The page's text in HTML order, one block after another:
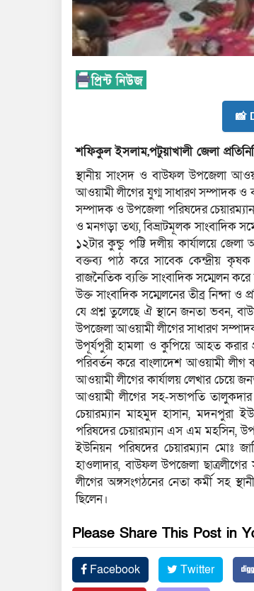
📸
শফিকুল ইসলাম,পটুয়াখালী জেলা
স্থানীয় সাংসদ ও বাউফল উপজেলা
আওয়ামী লীগের যুগ্ম সাধারণ সম্পাদক
সম্পাদক ও উপজেলা পরিষদের
ও মনগড়া তথ্য, বিভ্রাটমূলক সাংবাদিক
১২টার কুন্ডু পট্টি দলীয় কার্যালয়ে
বক্তব্য পাঠ করে সাবেক কেন্দ্রীয়
রাজনৈতিক ব্যক্তি সাংবাদিক সম্মেলন
উক্ত সাংবাদিক সম্মেলনের তীব্র নিন্দা
যে প্রশ্ন তুলেছে ঐ স্থানে জনতা ভবন,
উপজেলা আওয়ামী লীগের সাধারণ
উপূর্যপুরী হামলা ও কুপিয়ে আহত করার
পরিবর্তন করে বাংলাদেশ আওয়ামী লীগ
আওয়ামী লীগের কার্যালয় লেখার চেয়ে
আওয়ামী লীগের সহ-সভাপতি তালুকদার
চেয়ারম্যান মাহমুদ হাসান, মদনপুরা
পরিষদের চেয়ারম্যান এস এম মহসিন,
ইউনিয়ন পরিষদের চেয়ারম্যান মোঃ
হাওলাদার, বাউফল উপজেলা
লীগের অঙ্গসংগঠনের নেতা কর্মী সহ
ছিলেন।
Please Share This Post in
Facebook Twitter